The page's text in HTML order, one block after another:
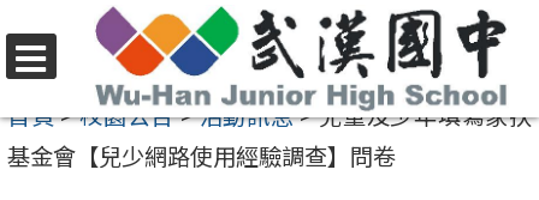
至
要
選
單
首頁>校園公告>活動訊息>兒童及少年填寫家扶
基金會【兒少網路使用經驗調查】問卷